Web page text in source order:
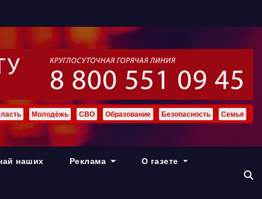
Молодёжь СВО Образование Безопасность Семья
наших Реклама О газете